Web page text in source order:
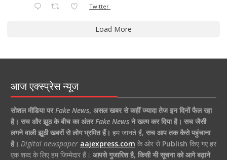
Twitter
Load More
आज एक्स्प्रेस न्यूज
सोशल मीडिया पर Fake News, असल खबर से कहीं ज्यादा तेज इन दिनों फैल रहा
है। सच और झूठ के बीच का अंतर Fake Newsने खत्म कर दिया है। सच जैसी
लगने वाली झूठी खबरों से लोग भ्रमित हैं। हम जानते हैं, सच आप तक कैसे पहुंचाना
है। Digital newspaper aajexpress.com के ओर से Publish किए गए हर
एक शब्द के लिए हम जिम्मेदार हैं। आपसे गुजारिश है, किसी भी सूचना को आगे बढ़ाने